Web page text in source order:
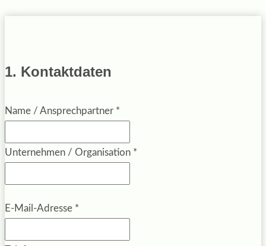
1. Kontaktdaten
Name / Ansprechpartner *
Unternehmen / Organisation *
E-Mail-Adresse *